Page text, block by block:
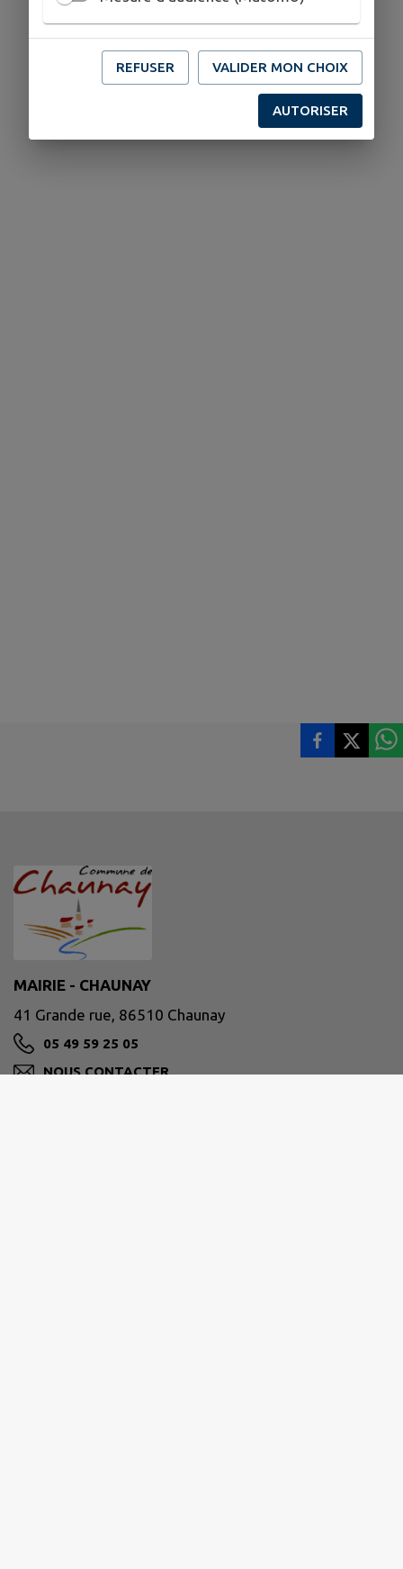
MAIRIE - CHAUNAY
41 Grande rue, 86510 Chaunay
05 49 59 25 05
NOUS CONTACTER
REFUSER VALIDER MON CHOIX
AUTORISER